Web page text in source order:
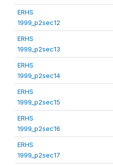
ERHS
1999_p2sec12
ERHS
1999_p2sec13
ERHS
1999_p2sec14
ERHS
1999_p2sec15
ERHS
1999_p2sec16
ERHS
1999_p2sec17